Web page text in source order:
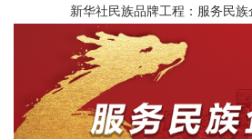
新华社民族品牌工程：服务民